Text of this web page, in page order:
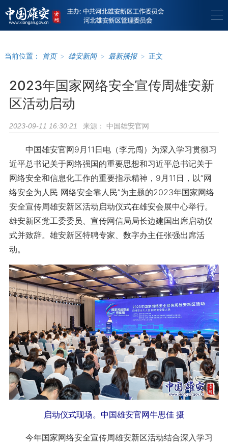
当前位置： 首页 > 雄安新闻 > 最新播报 > 正文
2023年国家网络安全宣传周雄安新
区活动启动
2023-09-11 16:30:21 来源： 中国雄安官网
中国雄安官网9月11日电（李元闯）为深入学习贯彻习
近平总书记关于网络强国的重要思想和习近平总书记关于
网络安全和信息化工作的重要指示精神，9月11日，以“网
络安全为人民 网络安全靠人民”为主题的2023年国家网络
安全宣传周雄安新区活动启动仪式在雄安会展中心举行。
雄安新区党工委委员、宣传网信局局长边建国出席启动仪
式并致辞。雄安新区特聘专家、数字办主任张强出席活
动。
启动仪式现场。中国雄安官网牛思佳 摄
今年国家网络安全宣传周雄安新区活动结合深入学习